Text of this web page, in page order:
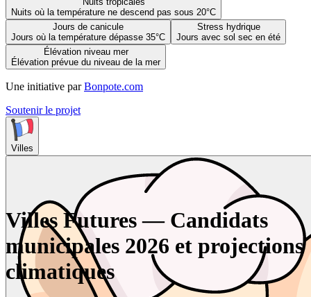
Nuits où la température ne descend pas sous 20°C
Jours de canicule
Jours où la température dépasse 35°C
Stress hydrique
Jours avec sol sec en été
Élévation niveau mer
Élévation prévue du niveau de la mer
Une initiative par Bonpote.com
Soutenir le projet
Villes
Villes Futures — Candidats
municipales 2026 et projections
climatiques